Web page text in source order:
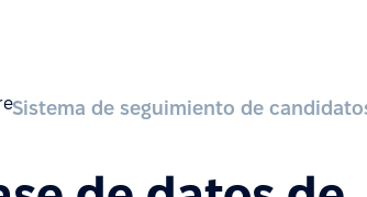
Sistema de seguimiento de